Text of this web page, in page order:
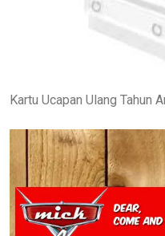
Kartu Ucapan Ulang Tahun